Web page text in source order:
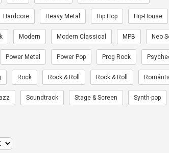
Hardcore Heavy Metal Hip Hop Hip-House
Modern Modern Classical MPB Neo
Power Metal Power Pop Prog Rock
Rock Rock & Roll Rock & Roll
Soundtrack Stage & Screen Synth-pop